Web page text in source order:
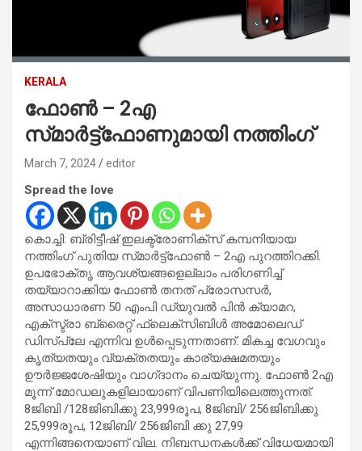
KERALA
ഫോൺ – 2എ
സ്‍മാർട്ട്ഫോണുമായി നത്തിംഗ്
March 7, 2024 editor
Spread the love
കൊച്ചി: ബ്രിട്ടീഷ് ഇലക്ട്രോണിക്‌സ് കമ്പനിയായ
നത്തിംഗ് പുതിയ സ്‌മാർട്ട്‌ഫോൺ – 2എ പുറത്തിറക്കി.
ഉപഭോക്‌തൃ ആവശ്യങ്ങളെല്ലാം പരിഗണിച്ച്
തയ്യാറാക്കിയ ഫോൺ തനത് പ്രോസസർ,
അസാധാരണ 50 എംപി ഡ്യുവൽ പിൻ ക്യാമറ,
എക്സ്ട്രാ ബ്രൈറ്റ് ഫ്ലെക്സിബിൾ അമോലെഡ്
ഡിസ്പ്ലേ എന്നിവ ഉൾപ്പെടുന്നതാണ്. മികച്ച വേഗവും
കൃത്യതയും വ്യക്തതയും കാര്യക്ഷമതയും
ഊർജ്ജശേഷിയും വാഗ്‌ദാനം ചെയ്യുന്നു. ഫോൺ 2എ
മൂന്ന് മോഡലുകളിലായാണ് വിപണിയിലെത്തുന്നത്.
8ജിബി /128ജിബിക്കു 23,999രൂപ, 8ജിബി/ 256ജിബിക്കു
25,999രൂപ, 12ജിബി/ 256ജിബി ക്കു 27,99
എന്നിങ്ങനെയാണ് വില. നിബന്ധനകൾക്ക് വിധേയമായി